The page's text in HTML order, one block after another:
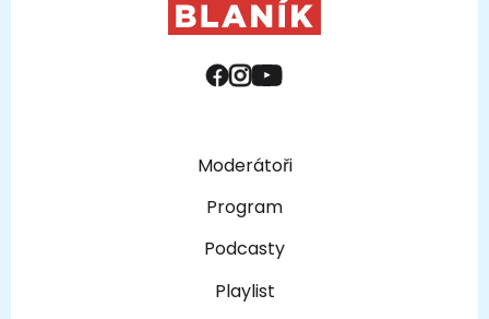
Moderátoři
Program
Podcasty
Playlist